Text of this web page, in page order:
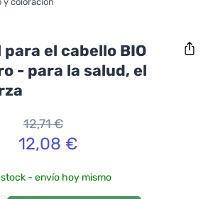
el cabello BIO
- para la salud, el
12,71 €
12,08 €
stock - envío hoy mismo